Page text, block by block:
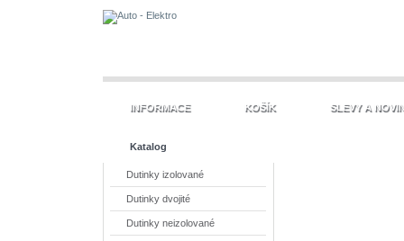
INFORMACE KOŠÍK SLEVY A
Katalog
Dutinky izolované
Dutinky dvojité
Dutinky neizolované